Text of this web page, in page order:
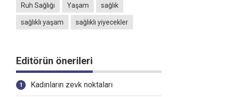
Ruh Sağlığı Yaşam sağlık
sağlıklı yaşam sağlıklı yiyecekler
Editörün önerileri
Kadınların zevk noktaları